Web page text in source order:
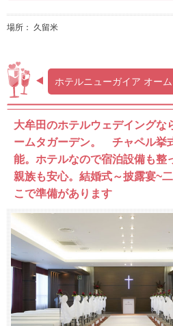
場所： 久留米
ホテルニューガイア オー
大牟田のホテルウェデイングな
ームタガーデン。 チャペル挙
能。ホテルなので宿泊設備も整
親族も安心。結婚式～披露宴~
こで準備があります